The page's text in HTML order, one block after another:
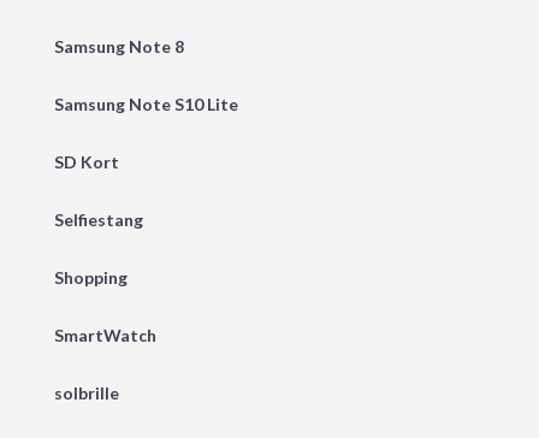
Samsung Note 8
Samsung Note S10 Lite
SD Kort
Selfiestang
Shopping
SmartWatch
solbrille